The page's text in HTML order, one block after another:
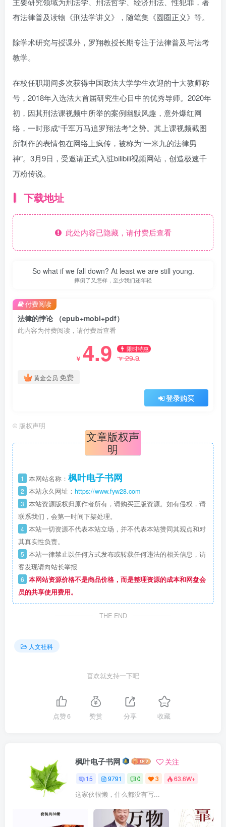
有法律普及读物《刑法学讲义》，随笔集《圆圈正义》等。
除学术研究与授课外，罗翔教授长期专注于法律普及与法考
教学。
在校任职期间多次获得中国政法大学学生欢迎的十大教师称
号，2018年入选法大首届研究生心目中的优秀导师。2020年
初，因其刑法课视频中所举的案例幽默风趣，意外爆红网
络，一时形成“千军万马追罗翔法考”之势。其上课视频截图
所制作的表情包在网络上疯传，被称为“一米九的法律男
神”。3月9日，受邀请正式入驻bilibili视频网站，创造极速千
万粉传说。
下载地址
此处内容已隐藏，请付费后查看
So what if we fall down? At least we are still young.
摔倒了又怎样，至少我们还年轻
法律的悖论 （epub+mobi+pdf）
此内容为付费阅读，请付费后查看
￥ 4.9 限时特惠
￥29.9
黄金会员 免费
登录购买
付费阅读
© 版权声明
文章版权声
明
1 本网站名称： 枫叶电子书网
2 本站永久网址： https://www.fyw28.com
3 本站资源版权归原作者所有，请购买正版资源。如有侵权，请
联系我们，会第一时间下架处理。
4 本站一切资源不代表本站立场，并不代表本站赞同其观点和对
其真实性负责。
5 本站一律禁止以任何方式发布或转载任何违法的相关信息，访
客发现请向站长举报
6 本网站资源价格不是商品价格，而是整理资源的成本和网盘会
员的共享使用费用。
THE END
人文社科
喜欢就支持一下吧
点赞6 赞赏 分享 收藏
枫叶电子书网 关注
15 9791 0 3 63.6W+
这家伙很懒，什么都没有写...